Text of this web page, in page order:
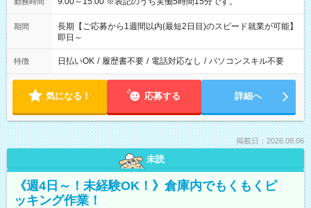
期間
長期【ご応募から1週間以内(最短2日目)のスピード就業が可能】
即日～
特徴 日払いOK / 履歴書不要 / 電話対応なし / パソコンスキル不要
気になる！ 応募する 詳細へ
掲載日：2026.08.06
未読
《週4日～！未経験OK！》倉庫内でもくもくピ
ッキング作業！